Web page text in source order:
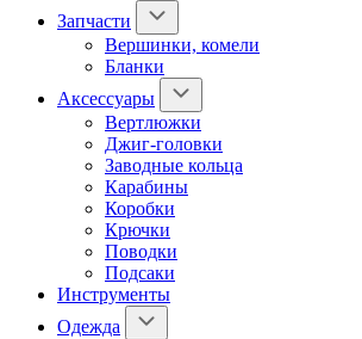
Запчасти
Вершинки, комели
Бланки
Аксессуары
Вертлюжки
Джиг-головки
Заводные кольца
Карабины
Коробки
Крючки
Поводки
Подсаки
Инструменты
Одежда